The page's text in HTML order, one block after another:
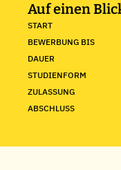
Auf einen
START
BEWERBUNG BIS
DAUER
STUDIENFORM
ZULASSUNG
ABSCHLUSS